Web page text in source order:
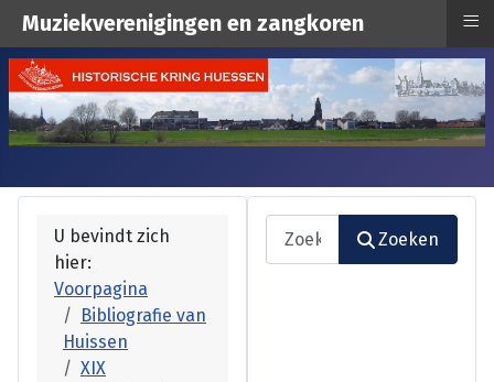
U bevindt zich
hier:
Voorpagina
Bibliografie van
Huissen
XIX
Zoeken
Zoeken
Muziekverenigingen en zangkoren ≡